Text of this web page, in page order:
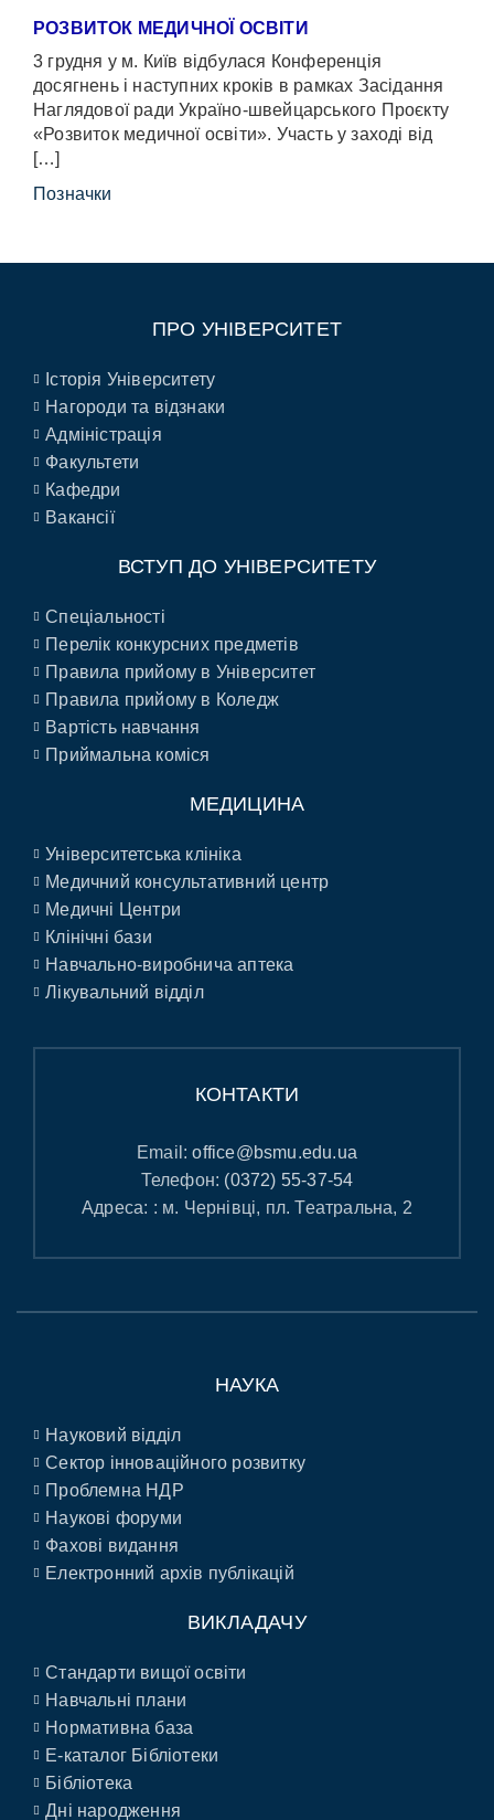
РОЗВИТОК МЕДИЧНОЇ ОСВІТИ
3 грудня у м. Київ відбулася Конференція
досягнень і наступних кроків в рамках Засідання
Наглядової ради Україно-швейцарського Проєкту
«Розвиток медичної освіти». Участь у заході від
[…]
Позначки
ПРО УНІВЕРСИТЕТ
Історія Університету
Нагороди та відзнаки
Адміністрація
Факультети
Кафедри
Вакансії
ВСТУП ДО УНІВЕРСИТЕТУ
Спеціальності
Перелік конкурсних предметів
Правила прийому в Університет
Правила прийому в Коледж
Вартість навчання
Приймальна коміся
МЕДИЦИНА
Університетська клініка
Медичний консультативний центр
Медичні Центри
Клінічні бази
Навчально-виробнича аптека
Лікувальний відділ
КОНТАКТИ
Email:office@bsmu.edu.ua
Телефон: (0372) 55-37-54
Адреса: : м. Чернівці, пл. Театральна, 2
НАУКА
Науковий відділ
Сектор інноваційного розвитку
Проблемна НДР
Наукові форуми
Фахові видання
Електронний архів публікацій
ВИКЛАДАЧУ
Стандарти вищої освіти
Навчальні плани
Нормативна база
E-каталог Бібліотеки
Бібліотека
Дні народження